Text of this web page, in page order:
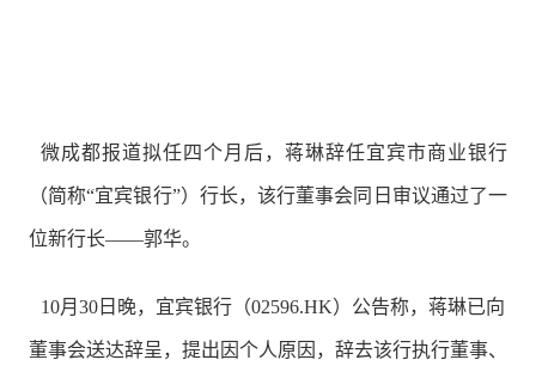
微成都报道拟任四个月后，蒋琳辞任宜宾市商业银行
（简称“宜宾银行”）行长，该行董事会同日审议通过了一
位新行长——郭华。
10月30日晚，宜宾银行（02596.HK）公告称，蒋琳已向
董事会送达辞呈，提出因个人原因，辞去该行执行董事、